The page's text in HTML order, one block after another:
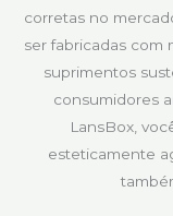
corretas no
ser fabricadas com
suprimentos
consumidores
LansBox,
esteticamente